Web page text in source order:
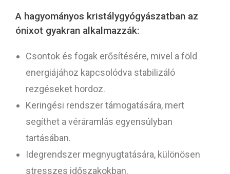
A hagyományos kristálygyógyászatban az
ónixot gyakran alkalmazzák:
Csontok és fogak erősítésére, mivel a föld
energiájához kapcsolódva stabilizáló
rezgéseket hordoz.
Keringési rendszer támogatására, mert
segíthet a véráramlás egyensúlyban
tartásában.
Idegrendszer megnyugtatására, különösen
stresszes időszakokban.